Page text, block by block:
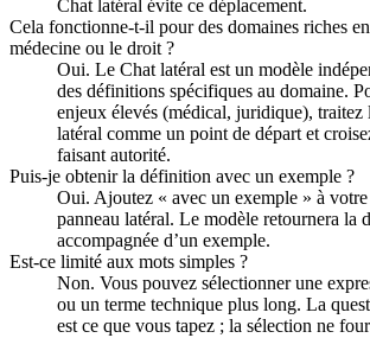
Chat latéral évite ce déplacement.
Cela fonctionne-t-il pour des domaines riches
médecine ou le droit ?
Oui. Le Chat latéral est un modèle
des définitions spécifiques au domaine.
enjeux élevés (médical, juridique), traitez
latéral comme un point de départ et
faisant autorité.
Puis-je obtenir la définition avec un exemple ?
Oui. Ajoutez « avec un exemple » à
panneau latéral. Le modèle retournera la
accompagnée d’un exemple.
Est-ce limité aux mots simples ?
Non. Vous pouvez sélectionner une
ou un terme technique plus long. La
est ce que vous tapez ; la sélection ne